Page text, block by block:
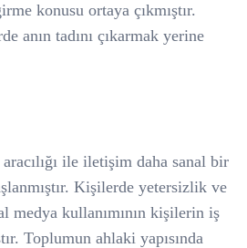
konusu ortaya çıkmıştır.
anın tadını çıkarmak yerine
ile iletişim daha sanal bir
Kişilerde yetersizlik ve
medya kullanımının kişilerin iş
Toplumun ahlaki yapısında